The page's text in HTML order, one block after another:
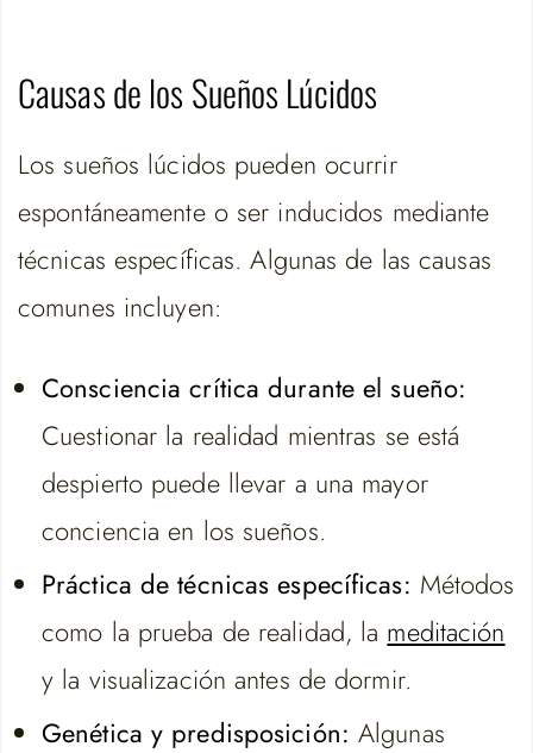
Causas de los Sueños Lúcidos
Los sueños lúcidos pueden ocurrir
espontáneamente o ser inducidos mediante
técnicas específicas. Algunas de las causas
comunes incluyen:
Consciencia crítica durante el sueño:
Cuestionar la realidad mientras se está
despierto puede llevar a una mayor
conciencia en los sueños.
Práctica de técnicas específicas: Métodos
como la prueba de realidad, la meditación
y la visualización antes de dormir.
Genética y predisposición: Algunas